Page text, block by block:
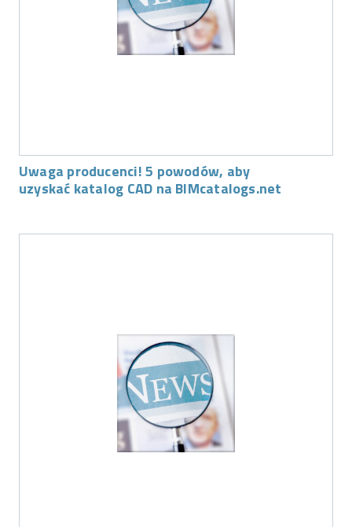
Uwaga producenci! 5 powodów, aby
uzyskać katalog CAD na BIMcatalogs.net